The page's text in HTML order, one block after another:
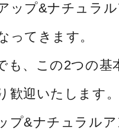
ップ&ナチュラ
ってきます。
も、この2つの基
歓迎いたします
プ&ナチュラル